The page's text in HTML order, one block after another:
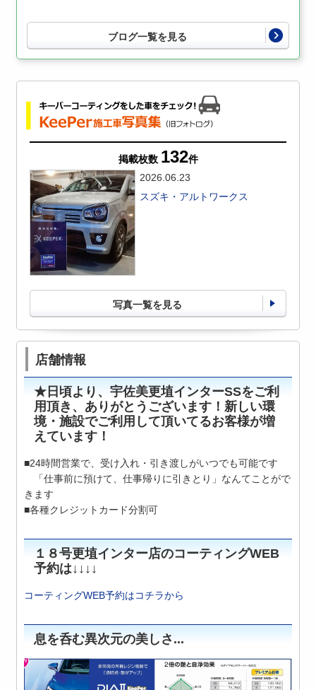
ブログ一覧を見る
掲載枚数 132件
2026.06.23
スズキ・アルトワークス
写真一覧を見る
店舗情報
★日頃より、宇佐美更埴インターSSをご利
用頂き、ありがとうございます！新しい環
境・施設でご利用して頂いてるお客様が増
えています！
■24時間営業で、受け入れ・引き渡しがいつでも可能です
「仕事前に預けて、仕事帰りに引きとり」なんてことがで
きます
■各種クレジットカード分割可
１８号更埴インター店のコーティングWEB
予約は↓↓↓↓
コーティングWEB予約はコチラから
息を呑む異次元の美しさ...